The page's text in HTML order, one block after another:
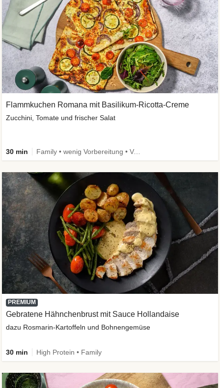
Flammkuchen Romana mit Basilikum-Ricotta-Creme
Zucchini, Tomate und frischer Salat
30 min Family • wenig Vorbereitung • Vegetarisch
PREMIUM
Gebratene Hähnchenbrust mit Sauce Hollandaise
dazu Rosmarin-Kartoffeln und Bohnengemüse
30 min High Protein • Family